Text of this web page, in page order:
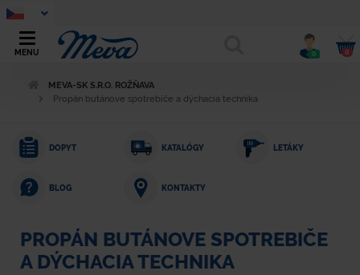
MENU 0 0
MEVA-SK S.R.O. ROŽŇAVA
Propán butánove spotrebiče a dýchacia technika
DOPYT KATALÓGY LETÁKY
BLOG KONTAKTY
PROPÁN BUTÁNOVE SPOTREBIČE
A DÝCHACIA TECHNIKA